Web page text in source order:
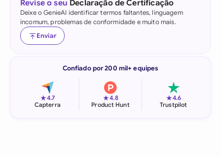
Revise o seu Declaração de Certificação
Deixe o GenieAI identificar termos faltantes, linguagem
incomum, problemas de conformidade e muito mais.
Enviar
Confiado por 200 mil+ equipes
★4.7
Capterra
★4.8
Product Hunt
★4.6
Trustpilot